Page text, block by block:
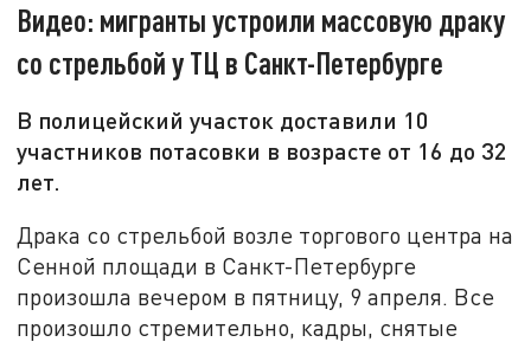
Видео: мигранты устроили массовую драку
со стрельбой у ТЦ в Санкт-Петербурге
В полицейский участок доставили 10
участников потасовки в возрасте от 16 до 32
лет.
Драка со стрельбой возле торгового центра на
Сенной площади в Санкт-Петербурге
произошла вечером в пятницу, 9 апреля. Все
произошло стремительно, кадры, снятые